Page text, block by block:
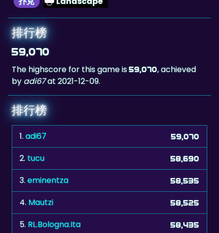
排行榜
59,070
The highscore for this game is
byadi67at 2021-12-09.
排行榜
1.adi67
2.tucu 58,690
3. eminentza 58,535
4.Mautzi 58,525
5. RL.Bologna.Ita 58,435
6. etgohome 58,435